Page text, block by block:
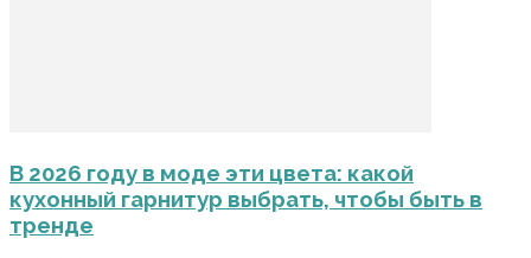
В 2026 году в моде эти цвета: какой
кухонный гарнитур выбрать, чтобы быть в
тренде